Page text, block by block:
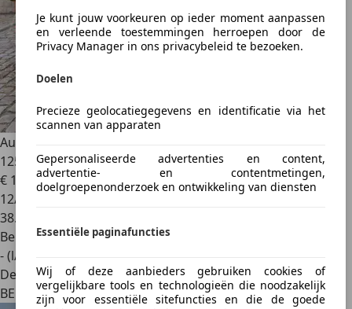
Je kunt jouw voorkeuren op ieder moment aanpassen
en verleende toestemmingen herroepen door de
Privacy Manager in ons privacybeleid te bezoeken.
Doelen
Precieze geolocatiegegevens en identificatie via het
scannen van apparaten
Gepersonaliseerde advertenties en content,
advertentie- en contentmetingen,
doelgroepenonderzoek en ontwikkeling van diensten
Essentiële paginafuncties
Wij of deze aanbieders gebruiken cookies of
vergelijkbare tools en technologieën die noodzakelijk
zijn voor essentiële sitefuncties en die de goede
Audi RS7
125/Akra/Tour/Stadt/360/B&O/Laserlicht
€ 129.8901
12/2019
38.956 km
Benzine
- (l/100 km)
Dealer
BE 6700